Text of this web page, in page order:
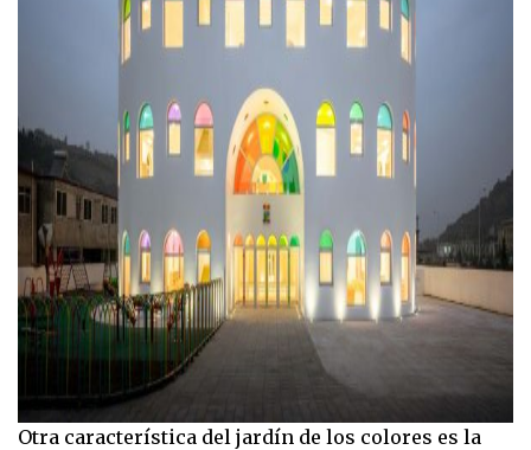
Otra característica del jardín de los colores es la